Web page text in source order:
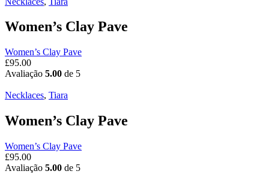
Women’s Clay Pave
Women’s Clay Pave
£95.00
Avaliação 5.00 de 5
Necklaces‎, Tiara
Women’s Clay Pave
Women’s Clay Pave
£95.00
Avaliação 5.00 de 5